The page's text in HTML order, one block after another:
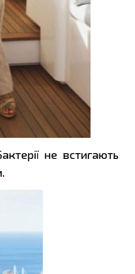
не встигають